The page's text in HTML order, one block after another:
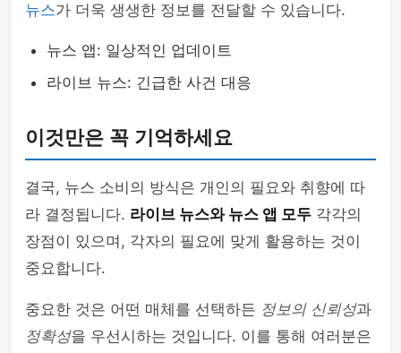
뉴스가 더욱 생생한 정보를 전달할 수 있습니다.
뉴스 앱: 일상적인 업데이트
라이브 뉴스: 긴급한 사건 대응
이것만은 꼭 기억하세요
결국, 뉴스 소비의 방식은 개인의 필요와 취향에 따
라 결정됩니다. 라이브 뉴스와 뉴스 앱 모두 각각의
장점이 있으며, 각자의 필요에 맞게 활용하는 것이
중요합니다.
중요한 것은 어떤 매체를 선택하든 정보의 신뢰성과
정확성을 우선시하는 것입니다. 이를 통해 여러분은